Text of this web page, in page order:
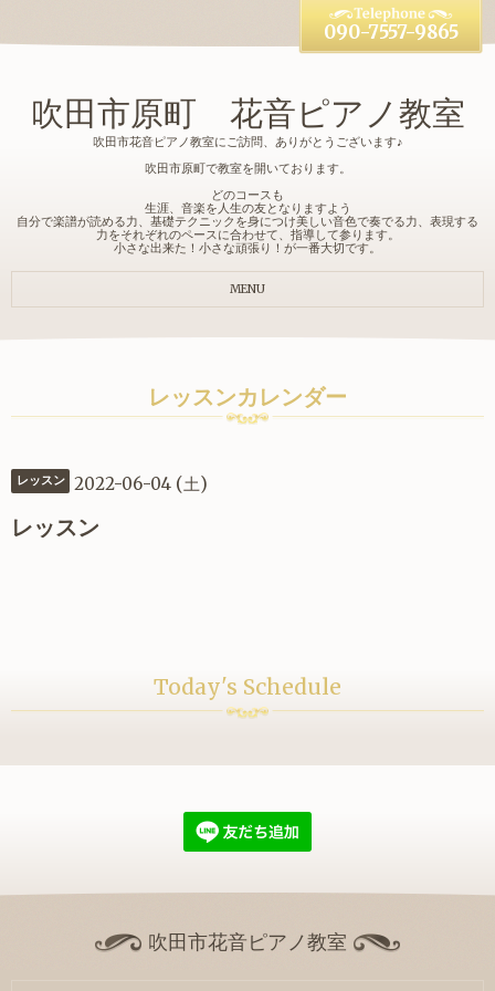
吹田市原町 花音ピアノ教室
吹田市花音ピアノ教室にご訪問、ありがとうございます♪
吹田市原町で教室を開いております。
どのコースも
生涯、音楽を人生の友となりますよう
自分で楽譜が読める力、基礎テクニックを身につけ美しい音色で奏でる力、表現する
力をそれぞれのペースに合わせて、指導して参ります。
小さな出来た！小さな頑張り！が一番大切です。
090-7557-9865
MENU
レッスンカレンダー
レッスン 2022-06-04 (土)
レッスン
Today's Schedule
吹田市花音ピアノ教室